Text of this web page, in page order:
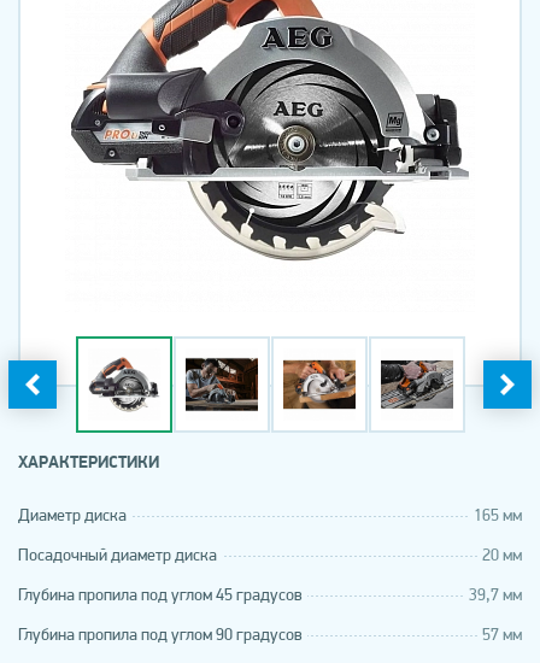
ХАРАКТЕРИСТИКИ
Диаметр диска 165 мм
Посадочный диаметр диска 20 мм
Глубина пропила под углом 45 градусов 39,7 мм
Глубина пропила под углом 90 градусов 57 мм